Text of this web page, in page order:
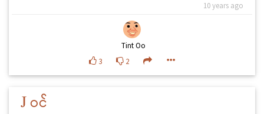
10 years ago
Tint Oo
3
2
J ဝင်